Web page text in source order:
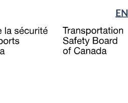
to
main
to
"About
government"
à
la
EN